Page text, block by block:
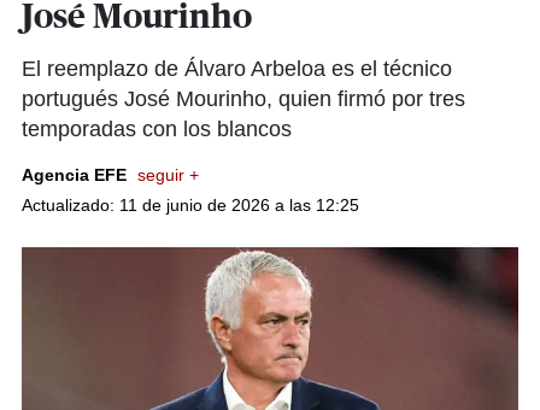
José Mourinho
El reemplazo de Álvaro Arbeloa es el técnico
portugués José Mourinho, quien firmó por tres
temporadas con los blancos
Agencia EFE seguir +
Actualizado: 11 de junio de 2026 a las 12:25